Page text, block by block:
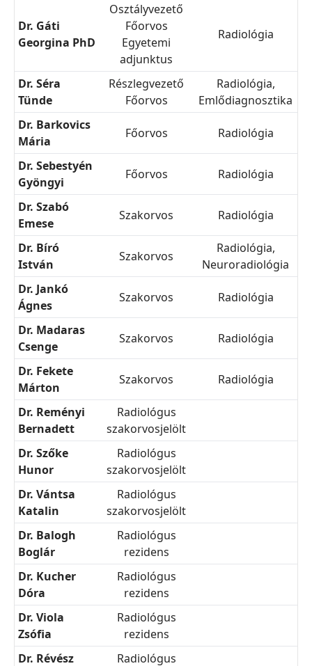
Dr. Gáti
Georgina PhD
Osztályvezető
Főorvos
Egyetemi
adjunktus
Radiológia
Dr. Séra
Tünde
Részlegvezető
Főorvos
Radiológia,
Emlődiagnosztika
Dr. Barkovics
Mária
Főorvos Radiológia
Dr. Sebestyén
Gyöngyi
Főorvos Radiológia
Dr. Szabó
Emese
Szakorvos Radiológia
Dr. Bíró
István
Szakorvos
Radiológia,
Neuroradiológia
Dr. Jankó
Ágnes
Szakorvos Radiológia
Dr. Madaras
Csenge
Szakorvos Radiológia
Dr. Fekete
Márton
Szakorvos Radiológia
Dr. Reményi
Bernadett
Radiológus
szakorvosjelölt
Dr. Szőke
Hunor
Radiológus
szakorvosjelölt
Dr. Vántsa
Katalin
Radiológus
szakorvosjelölt
Dr. Balogh
Boglár
Radiológus
rezidens
Dr. Kucher
Dóra
Radiológus
rezidens
Dr. Viola
Zsófia
Radiológus
rezidens
Dr. Révész
Radiológus